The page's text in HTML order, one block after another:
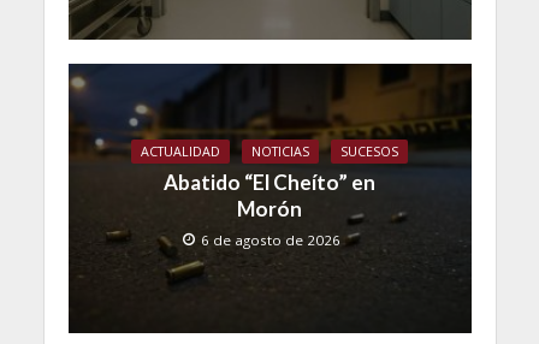
ACTUALIDAD NOTICIAS SUCESOS
Abatido “El Cheíto” en
Morón
6 de agosto de 2026